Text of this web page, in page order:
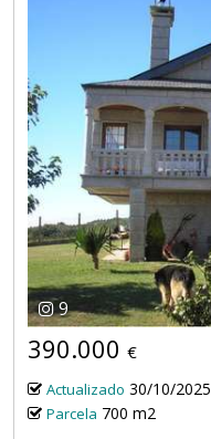
9
390.000 €
Actualizado 30/10/2025
Parcela 700 m2